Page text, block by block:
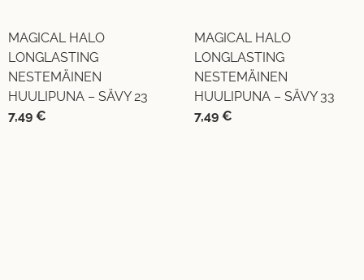
MAGICAL HALO
LONGLASTING
NESTEMÄINEN
HUULIPUNA – SÄVY 23
7,49 €
MAGICAL HALO
LONGLASTING
NESTEMÄINEN
HUULIPUNA – SÄVY 33
7,49 €